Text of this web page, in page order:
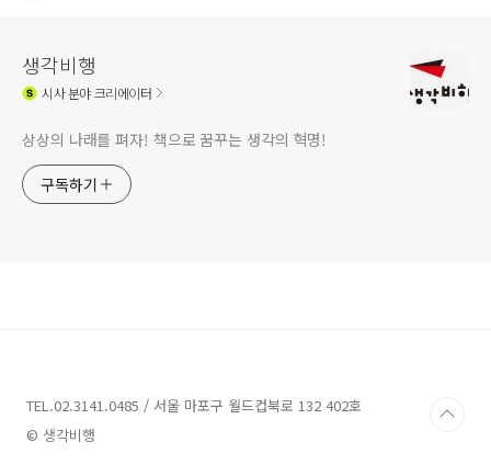
생각비행
시사분야 크리에이터
상상의 나래를 펴자! 책으로 꿈꾸는 생각의 혁명!
구독하기
TEL.02.3141.0485 / 서울 마포구 월드컵북로 132 402호
© 생각비행